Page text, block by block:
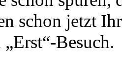
schon jetzt
Besuch.